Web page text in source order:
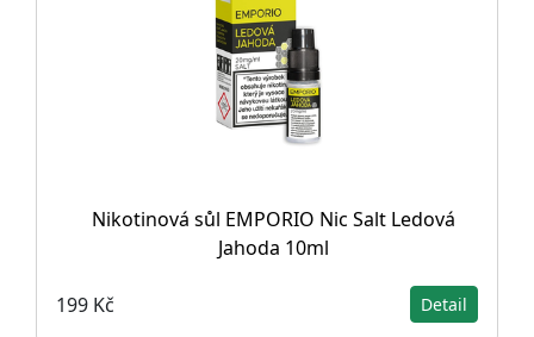
Nikotinová sůl EMPORIO Nic Salt Ledová
Jahoda 10ml
199 Kč Detail